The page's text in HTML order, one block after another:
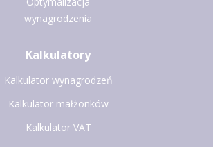
wynagrodzenia
Kalkulatory
Kalkulator wynagrodzeń
Kalkulator małżonków
Kalkulator VAT